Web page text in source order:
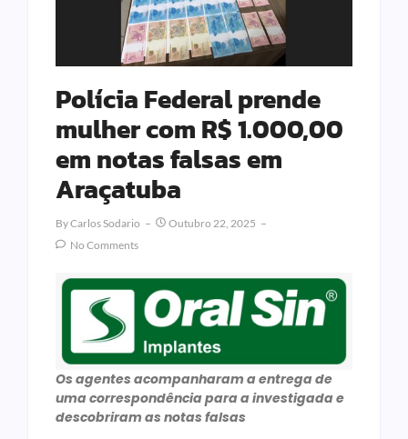
Polícia Federal prende
mulher com R$ 1.000,00
em notas falsas em
Araçatuba
ByCarlos Sodario
Outubro 22, 2025
No Comments
Os agentes acompanharam a entrega de
uma correspondência para a investigada e
descobriram as notas falsas